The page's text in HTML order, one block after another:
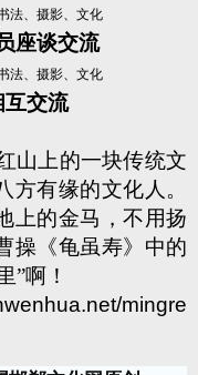
座谈交流
互交流
山上的一块传统文
有缘的文化人。
上的金马，不用扬
操《龟虽寿》中的
”啊！
mingre